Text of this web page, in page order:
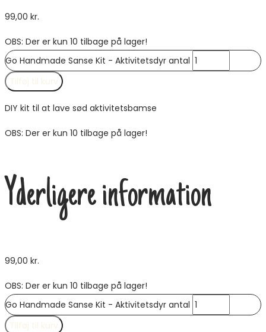
99,00 kr.
OBS: Der er kun 10 tilbage på lager!
Go Handmade Sanse Kit - Aktivitetsdyr antal
Tilføj til kurv
DIY kit til at lave sød aktivitetsbamse
OBS: Der er kun 10 tilbage på lager!
Yderligere information
99,00 kr.
OBS: Der er kun 10 tilbage på lager!
Go Handmade Sanse Kit - Aktivitetsdyr antal
Tilføj til kurv